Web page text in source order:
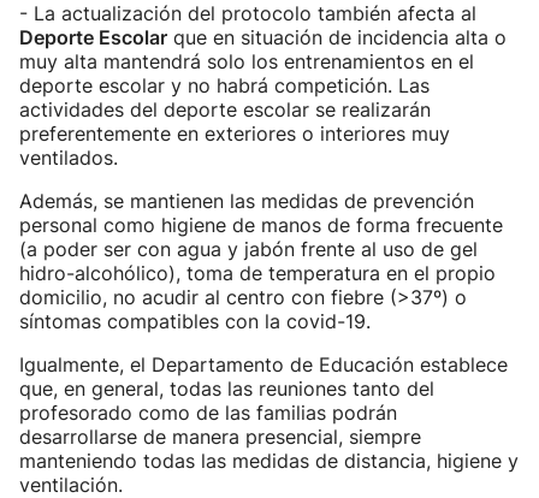
- La actualización del protocolo también afecta al
Deporte Escolar que en situación de incidencia alta o
muy alta mantendrá solo los entrenamientos en el
deporte escolar y no habrá competición. Las
actividades del deporte escolar se realizarán
preferentemente en exteriores o interiores muy
ventilados.
Además, se mantienen las medidas de prevención
personal como higiene de manos de forma frecuente
(a poder ser con agua y jabón frente al uso de gel
hidro-alcohólico), toma de temperatura en el propio
domicilio, no acudir al centro con fiebre (>37º) o
síntomas compatibles con la covid-19.
Igualmente, el Departamento de Educación establece
que, en general, todas las reuniones tanto del
profesorado como de las familias podrán
desarrollarse de manera presencial, siempre
manteniendo todas las medidas de distancia, higiene y
ventilación.